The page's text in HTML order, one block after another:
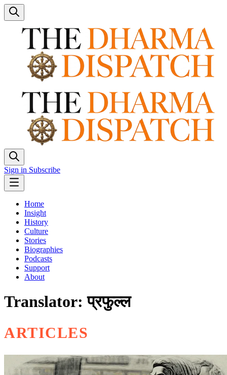
Sign in Subscribe
Home
Insight
History
Culture
Stories
Biographies
Podcasts
Support
About
Translator: प्रफुल्ल
ARTICLES